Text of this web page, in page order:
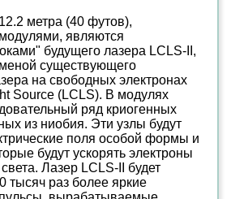
метра (40 футов),
являются
будущего лазера LCLS-II,
существующего
на свободных электронах
Source (LCLS). В модулях
ряд криогенных
из ниобия. Эти узлы будут
поля особой формы и
будут ускорять электроны
Лазер LCLS-II будет
тысяч раз более яркие